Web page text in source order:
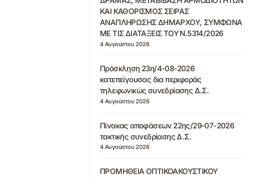
ΚΑΙ ΚΑΘΟΡΙΣΜΟΣ ΣΕΙΡΑΣ
ΑΝΑΠΛΗΡΩΣΗΣ ΔΗΜΑΡΧΟΥ, ΣΥΜΦΩΝΑ
ΜΕ ΤΙΣ ΔΙΑΤΑΞΕΙΣ ΤΟΥ Ν.5314/2026
4 Αυγούστου 2026
Πρόσκληση 23η/4-08-2026
κατεπείγουσας δια περιφοράς
τηλεφωνικώς συνεδρίασης Δ.Σ.
4 Αυγούστου 2026
Πίνακας αποφάσεων 22ης/29-07-2026
τακτικής συνεδρίασης Δ.Σ.
4 Αυγούστου 2026
ΠΡΟΜΗΘΕΙΑ ΟΠΤΙΚΟΑΚΟΥΣΤΙΚΟΥ